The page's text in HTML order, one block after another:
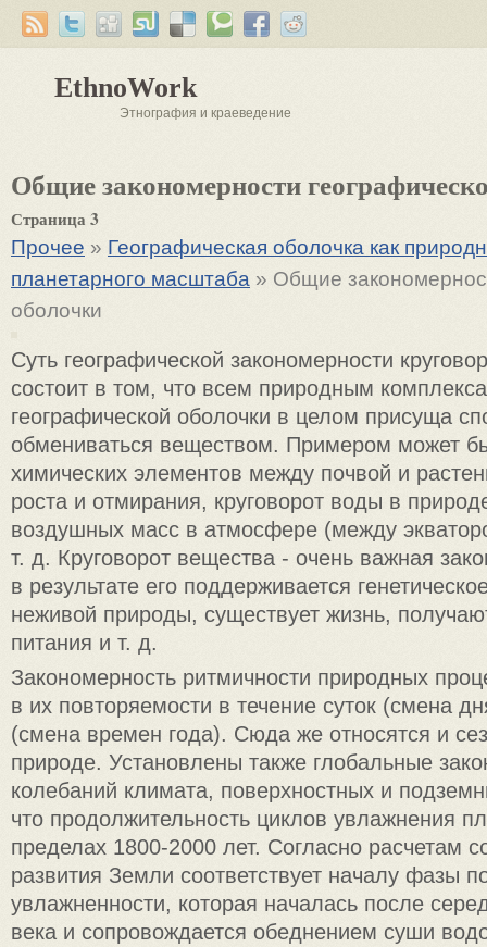
EthnoWork
Этнография и краеведение
Общие закономерности
Страница 3
Прочее » Географическая оболочка как
планетарного масштаба » Общие
оболочки
Суть географической закономерности
состоит в том, что всем природным
географической оболочки в целом присуща
обмениваться веществом. Примером может
химических элементов между почвой и
роста и отмирания, круговорот воды в
воздушных масс в атмосфере (между
т. д. Круговорот вещества - очень важная
в результате его поддерживается
неживой природы, существует жизнь,
питания и т. д.
Закономерность ритмичности природных
в их повторяемости в течение суток (смена
(смена времен года). Сюда же относятся и
природе. Установлены также глобальные
колебаний климата, поверхностных и
что продолжительность циклов увлажнения
пределах 1800-2000 лет. Согласно расчетам
развития Земли соответствует началу фазы
увлажненности, которая началась после
века и сопровождается обеднением суши